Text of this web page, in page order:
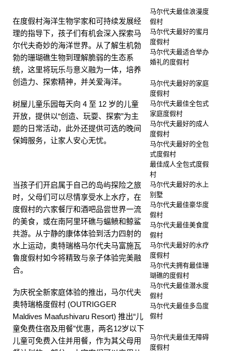
在度假村海洋生物学家和可持续发展经
理的指导下，孩子们有机会深入探索马
尔代夫奇妙的海洋世界。从了解生机勃
勃的珊瑚礁生物到理解脆弱的生态系
统，这里将玩乐与意义融为一体，培养
创造力、探索精神，并关爱海洋。
树屋儿童乐园每天向 4 至 12 岁的儿童
开放，提供以“创造、玩耍、探索”为主
题的日常活动，此外还提供可选的晚间
保姆服务，让家人安心无忧。
当孩子们开启属于自己的岛屿探险之旅
时，父母们可以尽情享受水上水疗，在
度假村的六家餐厅和酒吧品尝世界一流
的美食，或在南阿里环礁与蝠鲼和鲸鲨
共游。从宁静的康体体验到活力四射的
水上运动，奥特瑞格马尔代夫马富施瓦
鲁度假村如今将精致与亲子体验完美融
合。
为庆祝全新家庭体验的推出，马尔代夫
奥特瑞格度假村 (OUTRIGGER
Maldives Maafushivaru Resort) 推出“儿
童免费住宿及用餐”优惠，两名12岁以下
儿童可免费入住并用餐，作为其父母用
马尔代夫最佳浪漫度
假村
马尔代夫最好的蜜月
度假村
马尔代夫最适合举办
婚礼的度假村
马尔代夫最好的家庭
度假村
马尔代夫最佳全包式
家庭度假村
马尔代夫最好的成人
度假村
马尔代夫最好的全包
式度假村
最佳成人全包式度假
村
马尔代夫最好的水上
别墅
马尔代夫最佳豪华度
假村
马尔代夫最佳美食度
假村
马尔代夫最好的水疗
度假村
马尔代夫拥有最佳珊
瑚礁的度假村
马尔代夫最佳潜水度
假村
马尔代夫最佳多岛度
假村
马尔代夫最佳无障碍
度假村